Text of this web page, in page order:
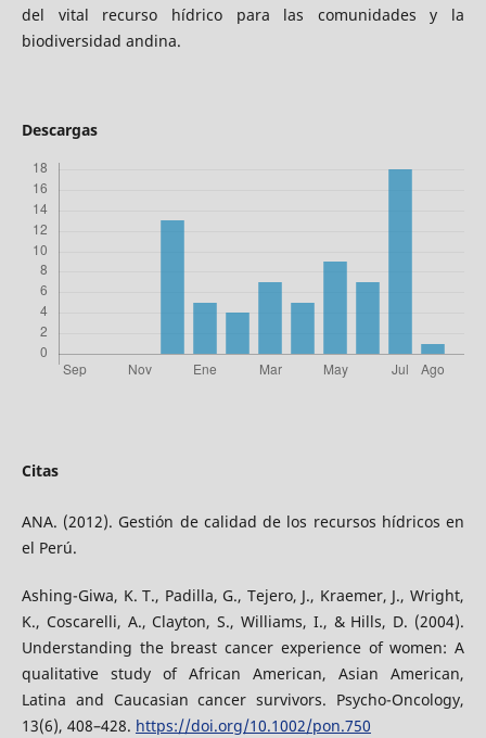
del vital recurso hídrico para las comunidades y la
biodiversidad andina.
Descargas
Citas
ANA. (2012). Gestión de calidad de los recursos hídricos en
el Perú.
Ashing-Giwa, K. T., Padilla, G., Tejero, J., Kraemer, J., Wright,
K., Coscarelli, A., Clayton, S., Williams, I., & Hills, D. (2004).
Understanding the breast cancer experience of women: A
qualitative study of African American, Asian American,
Latina and Caucasian cancer survivors. Psycho-Oncology,
13(6), 408–428. https://doi.org/10.1002/pon.750